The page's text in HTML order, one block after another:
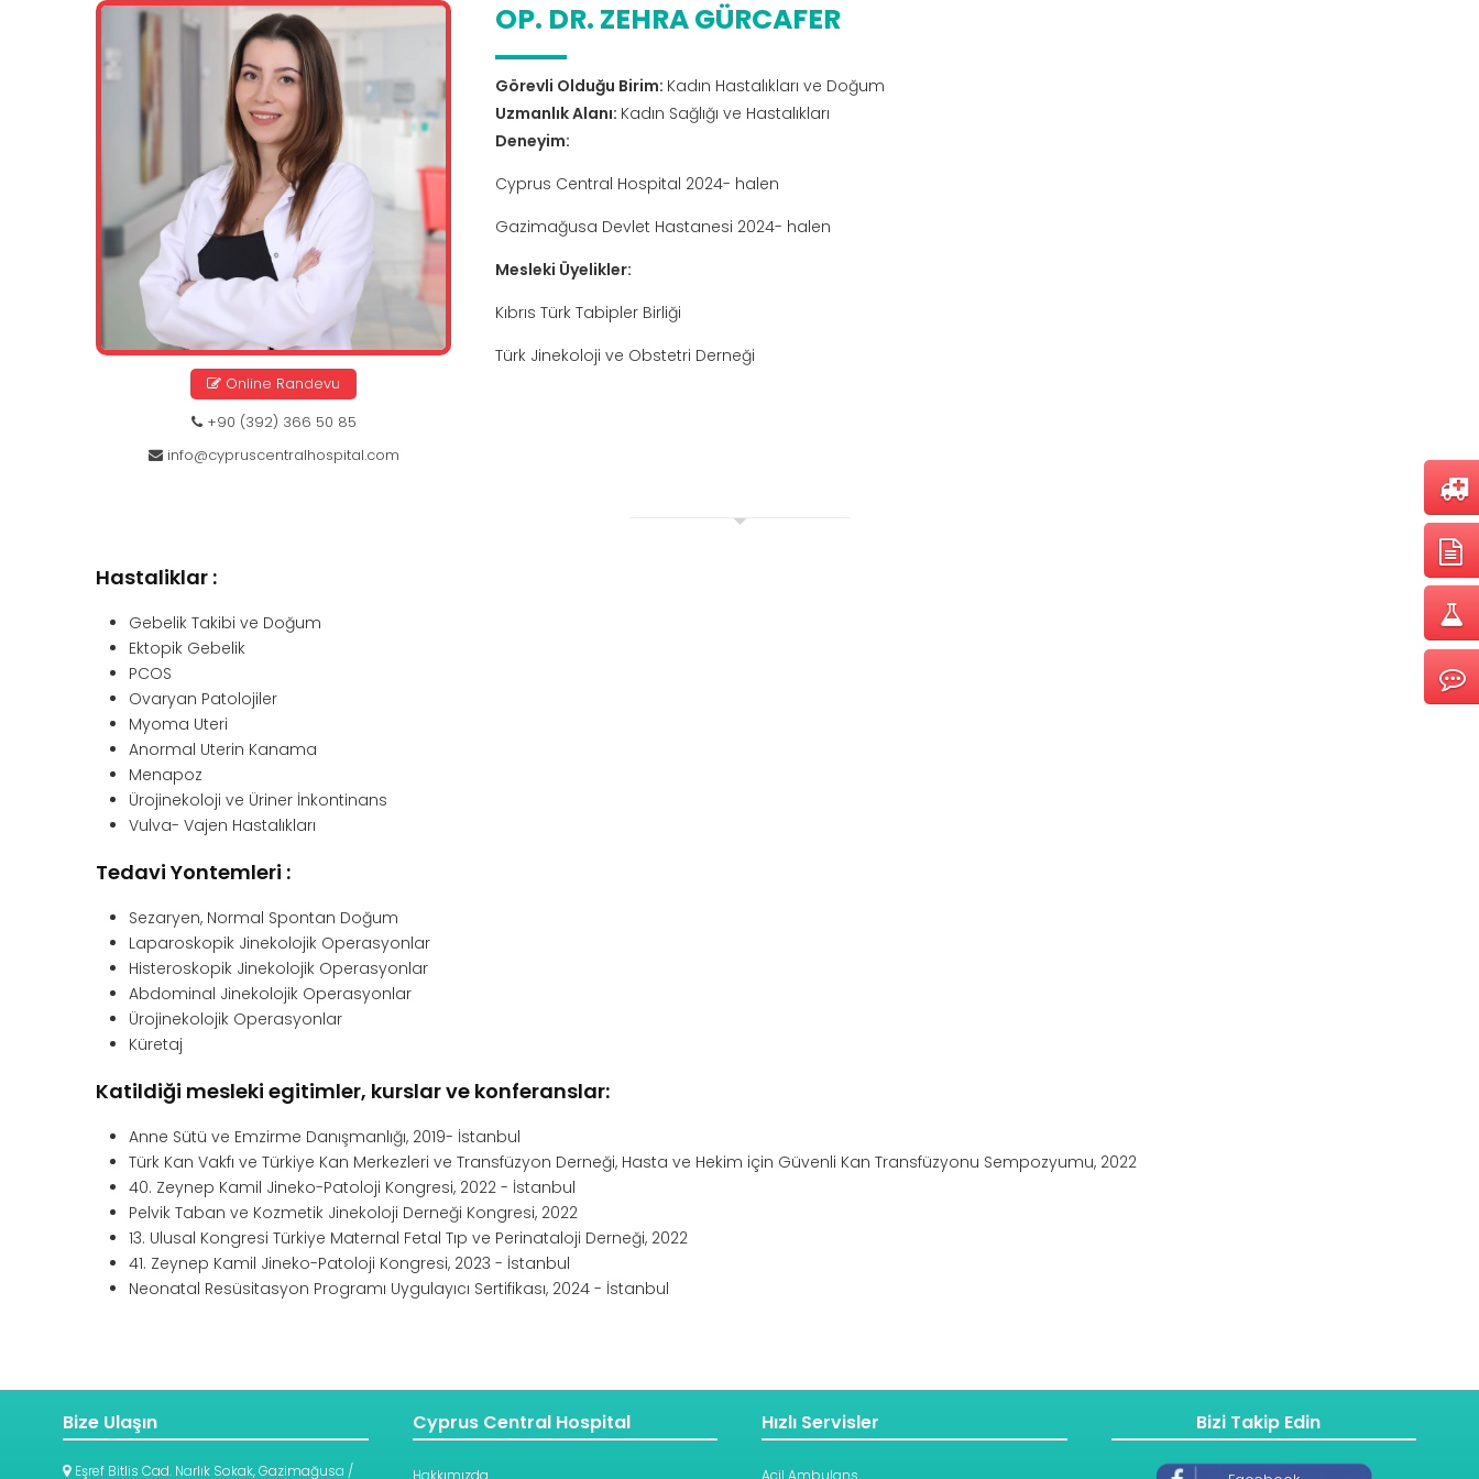
Online Randevu
+90 (392) 366 50 85
info@cypruscentralhospital.com
OP. DR. ZEHRA GÜRCAFER
Görevli Olduğu Birim: Kadın Hastalıkları ve Doğum
Uzmanlık Alanı: Kadın Sağlığı ve Hastalıkları
Deneyim:
Cyprus Central Hospital 2024- halen
Gazimağusa Devlet Hastanesi 2024- halen
Mesleki Üyelikler:
Kıbrıs Türk Tabipler Birliği
Türk Jinekoloji ve Obstetri Derneği
Hastaliklar :
Gebelik Takibi ve Doğum
Ektopik Gebelik
PCOS
Ovaryan Patolojiler
Myoma Uteri
Anormal Uterin Kanama
Menapoz
Ürojinekoloji ve Üriner İnkontinans
Vulva- Vajen Hastalıkları
Tedavi Yontemleri :
Sezaryen, Normal Spontan Doğum
Laparoskopik Jinekolojik Operasyonlar
Histeroskopik Jinekolojik Operasyonlar
Abdominal Jinekolojik Operasyonlar
Ürojinekolojik Operasyonlar
Küretaj
Katildiği mesleki egitimler, kurslar ve konferanslar:
Anne Sütü ve Emzirme Danışmanlığı, 2019- İstanbul
Türk Kan Vakfı ve Türkiye Kan Merkezleri ve Transfüzyon Derneği, Hasta ve Hekim için Güvenli Kan Transfüzyonu Sempozyumu, 2022
40. Zeynep Kamil Jineko-Patoloji Kongresi, 2022 - İstanbul
Pelvik Taban ve Kozmetik Jinekoloji Derneği Kongresi, 2022
13. Ulusal Kongresi Türkiye Maternal Fetal Tıp ve Perinataloji Derneği, 2022
41. Zeynep Kamil Jineko-Patoloji Kongresi, 2023 - İstanbul
Neonatal Resüsitasyon Programı Uygulayıcı Sertifikası, 2024 - İstanbul
Bize Ulaşın
Eşref Bitlis Cad. Narlık Sokak, Gazimağusa /
Cyprus Central Hospital
Hakkımızda
Hızlı Servisler
Acil Ambulans
Bizi Takip Edin